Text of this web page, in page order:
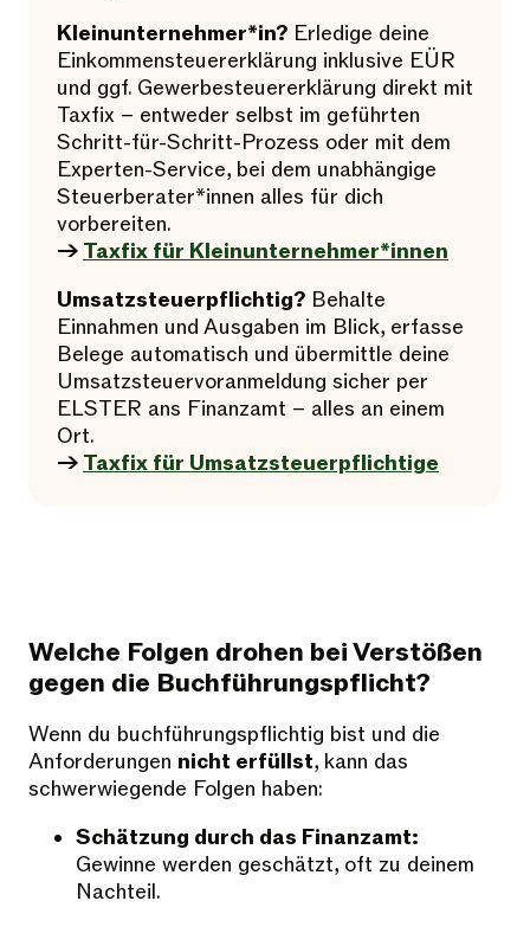
Kleinunternehmer*in? Erledige deine
Einkommensteuererklärung inklusive EÜR
und ggf. Gewerbesteuererklärung direkt mit
Taxfix – entweder selbst im geführten
Schritt-für-Schritt-Prozess oder mit dem
Experten-Service, bei dem unabhängige
Steuerberater*innen alles für dich
vorbereiten.
→ Taxfix für Kleinunternehmer*innen
Umsatzsteuerpflichtig? Behalte
Einnahmen und Ausgaben im Blick, erfasse
Belege automatisch und übermittle deine
Umsatzsteuervoranmeldung sicher per
ELSTER ans Finanzamt – alles an einem
Ort.
→ Taxfix für Umsatzsteuerpflichtige
Welche Folgen drohen bei Verstößen
gegen die Buchführungspflicht?
Wenn du buchführungspflichtig bist und die
Anforderungen nicht erfüllst, kann das
schwerwiegende Folgen haben:
Schätzung durch das Finanzamt:
Gewinne werden geschätzt, oft zu deinem
Nachteil.